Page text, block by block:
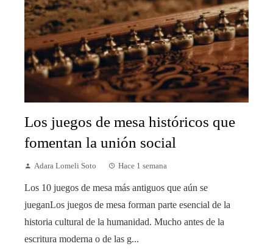
Los juegos de mesa históricos que
fomentan la unión social
Adara Lomeli Soto Hace 1 semana
Los 10 juegos de mesa más antiguos que aún se
jueganLos juegos de mesa forman parte esencial de la
historia cultural de la humanidad. Mucho antes de la
escritura moderna o de las g...